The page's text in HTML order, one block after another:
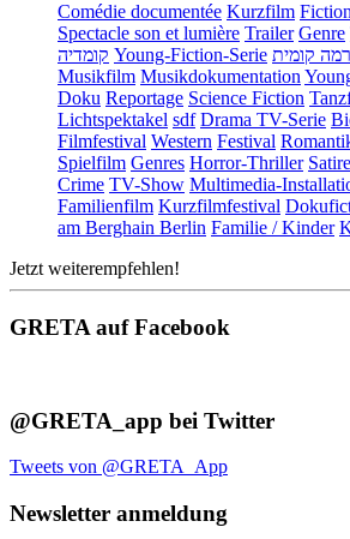
Comédie documentée Kurzfilm
Spectacle son et lumière Trailer Genre
קומדיה Young-Fiction-Serie קומית
Musikfilm Musikdokumentation
Doku Reportage Science Fiction
Lichtspektakel sdf Drama TV-Serie
Filmfestival Western Festival
Spielfilm Genres Horror-Thriller Satire
Crime TV-Show Multimedia-
Familienfilm Kurzfilmfestival
am Berghain Berlin Familie / Kinder
Jetzt weiterempfehlen!
GRETA auf Facebook
@GRETA_app bei Twitter
Tweets von @GRETA_App
Newsletter anmeldung